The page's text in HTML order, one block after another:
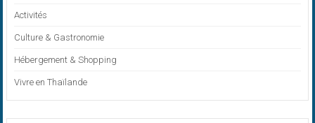
Activités
Culture & Gastronomie
Hébergement & Shopping
Vivre en Thaïlande